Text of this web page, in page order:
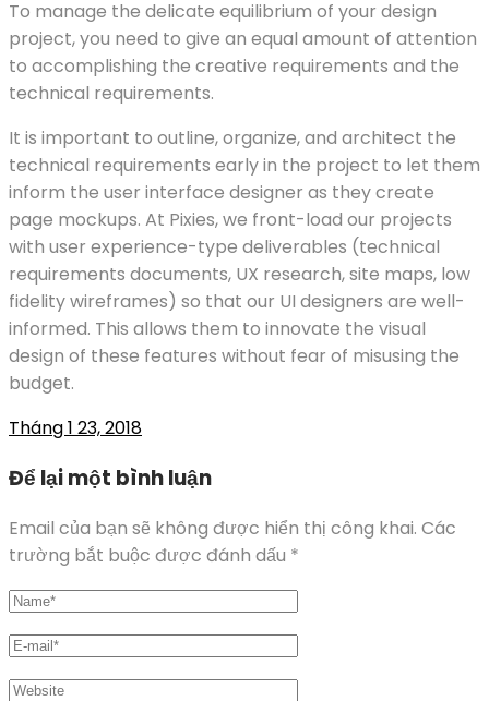
To manage the delicate equilibrium of your design
project, you need to give an equal amount of attention
to accomplishing the creative requirements and the
technical requirements.
It is important to outline, organize, and architect the
technical requirements early in the project to let them
inform the user interface designer as they create
page mockups. At Pixies, we front-load our projects
with user experience-type deliverables (technical
requirements documents, UX research, site maps, low
fidelity wireframes) so that our UI designers are well-
informed. This allows them to innovate the visual
design of these features without fear of misusing the
budget.
Tháng 1 23, 2018
Để lại một bình luận
Email của bạn sẽ không được hiển thị công khai. Các
trường bắt buộc được đánh dấu *